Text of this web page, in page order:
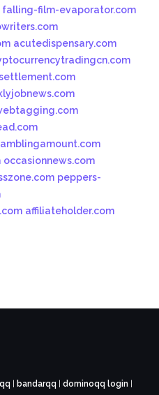
falling-film-evaporator.com
acutedispensary.com
occasionnews.com
peppers-
affiliateholder.com
bandarqq dominoqq login